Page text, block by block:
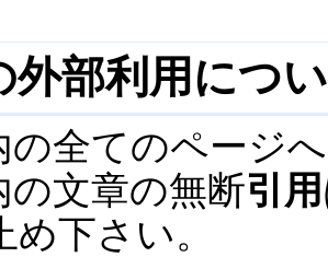
外部利用につ
の全てのページ
の文章の無断引用
め下さい。